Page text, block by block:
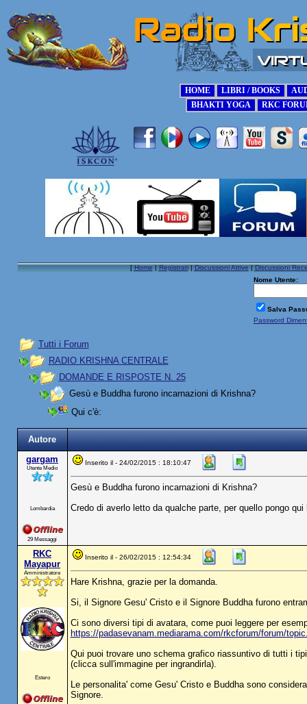
[Home|Registrati|Discussioni Attive|Discussioni
Nome Utente:
Salva
Password
Tutti i Forum
RADIO KRISHNA CENTRALE
DOMANDE E RISPOSTE N. 25
Gesù e Buddha furono incarnazioni di Krishna?
Qui c'è:
Autore
gargam
Utente Medio
Lombardia
29 Messaggi
Inserito il - 24/02/2015 : 18:10:47
Gesù e Buddha furono incarnazioni di Krishna?
Credo di averlo letto da qualche parte, per quello pongo qui
RKC
Mayapur
Amministratore
Estero
Inserito il - 26/02/2015 : 12:54:34
Hare Krishna, grazie per la domanda.
Si, il Signore Gesu' Cristo e il Signore Buddha furono
Ci sono diversi tipi di avatara, come puoi leggere per
https://padasevanam.mediarama.com/rkcforum/forum/
Qui puoi trovare uno schema grafico riassuntivo di tutti i
(clicca sull'immagine per ingrandirla).
Le personalita' come Gesu' Cristo e Buddha sono
Signore.